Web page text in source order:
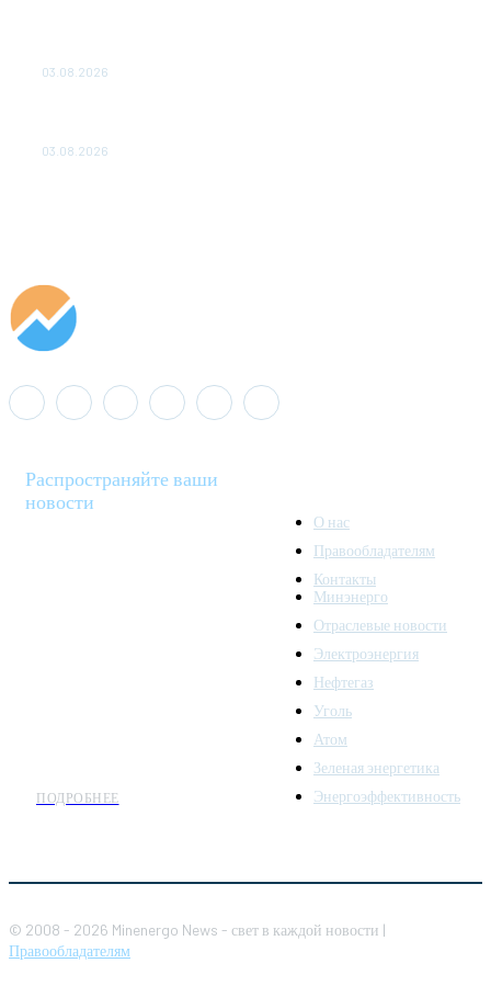
03.08.2026
03.08.2026
Распространяйте ваши
новости
ПОДРОБНЕЕ
О нас
Правообладателям
Контакты
Минэнерго
Отраслевые новости
Электроэнергия
Нефтегаз
Уголь
Атом
Зеленая энергетика
Энергоэффективность
© 2008 - 2026 Minenergo News - свет в каждой новости |
Правообладателям